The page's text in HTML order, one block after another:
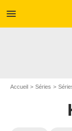
menu
Accueil Séries